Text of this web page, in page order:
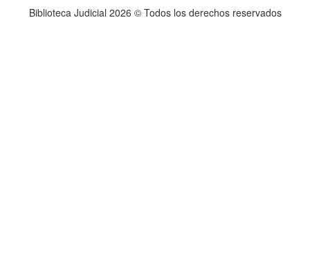
Biblioteca Judicial 2026 © Todos los derechos reservados